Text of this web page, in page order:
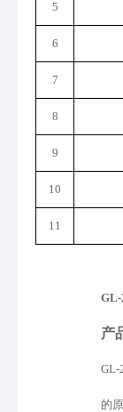
5
6
7
8
9
10
11
GL-
产
GL-
的